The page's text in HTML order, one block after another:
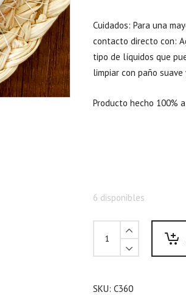
Cuidados: Para una
contacto directo con:
tipo de líquidos que
limpiar con paño suave
Producto hecho 100%
6 disponibles
SKU: C360